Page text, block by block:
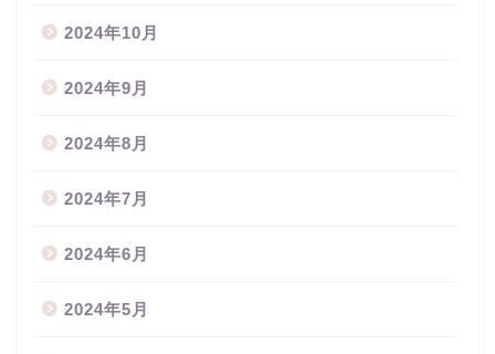
2024年10月
2024年9月
2024年8月
2024年7月
2024年6月
2024年5月